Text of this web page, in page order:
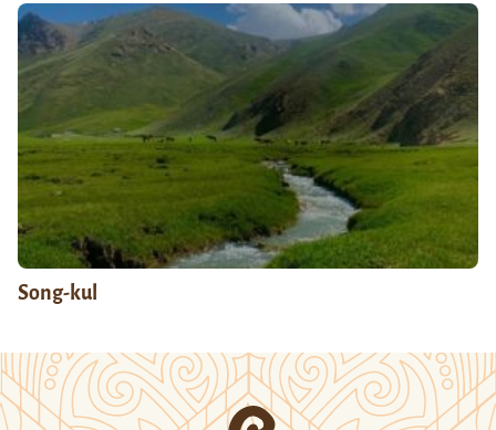
Song-kul